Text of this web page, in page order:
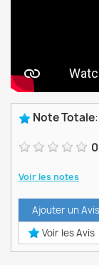
Note Totale:
0
Voir les notes
Ajouter un Avis
Voir les Avis